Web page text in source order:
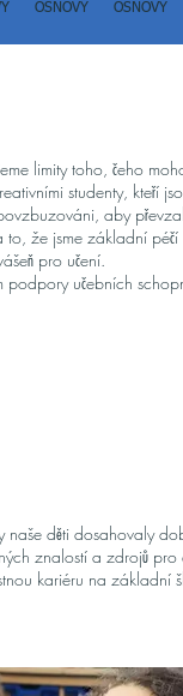
OSNOVY OSNOVY
limity toho, čeho
studenty, kteří
aby
že jsme základní
pro učení.
podpory učebních
děti dosahovaly
znalostí a zdrojů pro
kariéru na základní